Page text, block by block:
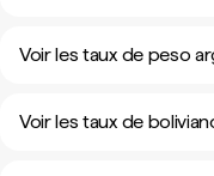
Voir les taux de peso
Voir les taux de